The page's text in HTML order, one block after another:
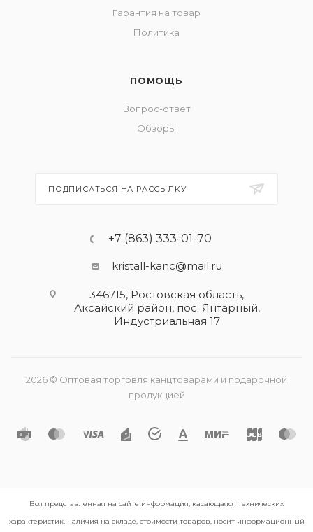
Гарантия на товар
Политика
ПОМОЩЬ
Вопрос-ответ
Обзоры
ПОДПИСАТЬСЯ НА РАССЫЛКУ
+7 (863) 333-01-70
kristall-kanc@mail.ru
346715, Ростовская область​,
Аксайский район, пос. Янтарный,
Индустриальная 17
2026 © Оптовая торговля канцтоварами и подарочной
продукцией
Вся представленная на сайте информация, касающаяся технических
характеристик, наличия на складе, стоимости товаров, носит информационный